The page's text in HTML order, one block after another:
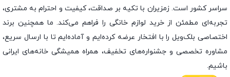
سراسر کشور است. زمزیران با تکیه بر صداقت، کیفیت و احترام به مشتری،
تجربه‌ای مطمئن از خرید لوازم خانگی را فراهم می‌کند. ما همچنین برند
اختصاصی بلک‌ویل را با افتخار عرضه کرده‌ایم و آماده‌ایم تا با ارسال سریع،
مشاوره تخصصی و جشنواره‌های تخفیف، همراه همیشگی خانه‌های ایرانی
باشیم.